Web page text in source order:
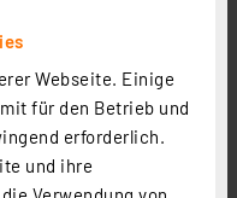
Webseite. Einige
für den Betrieb und
erforderlich.
und ihre